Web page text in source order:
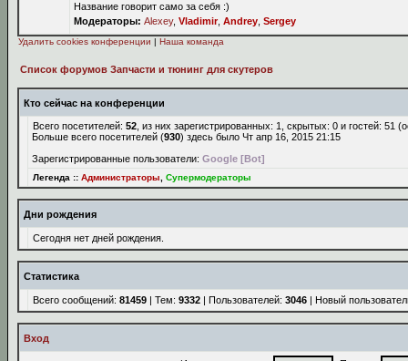
Название говорит само за себя :)
Модераторы: Alexey, Vladimir, Andrey Sergey
Удалить cookies конференции | Наша команда
Список форумов Запчасти и тюнинг для скутеров
Кто сейчас на конференции
Всего посетителей: 52 , из них зарегистрированных: 1, скрытых: 0 и гостей: 51
Больше всего посетителей (930) здесь было Чт апр 16, 2015 21:15
Зарегистрированные пользователи: Google [Bot]
Легенда :: Администраторы Супермодераторы
Дни рождения
Сегодня нет дней рождения.
Статистика
Всего сообщений: 81459 | Тем: 9332 | Пользователей: 3046 | Новый
Вход